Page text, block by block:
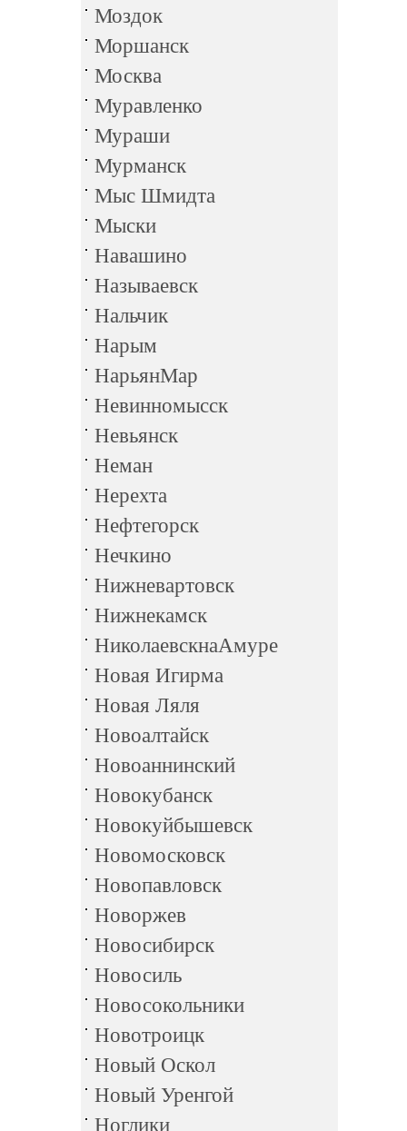
Моздок
Моршанск
Москва
Муравленко
Мураши
Мурманск
Мыс Шмидта
Мыски
Навашино
Называевск
Нальчик
Нарым
НарьянМар
Невинномысск
Невьянск
Неман
Нерехта
Нефтегорск
Нечкино
Нижневартовск
Нижнекамск
НиколаевскнаАмуре
Новая Игирма
Новая Ляля
Новоалтайск
Новоаннинский
Новокубанск
Новокуйбышевск
Новомосковск
Новопавловск
Новоржев
Новосибирск
Новосиль
Новосокольники
Новотроицк
Новый Оскол
Новый Уренгой
Ноглики